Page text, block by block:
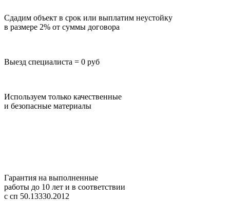
Сдадим объект в срок или выплатим неустойку
в размере 2% от суммы договора
Выезд специалиста = 0 руб
Используем только качественные
и безопасные материалы
Гарантия на выполненные
работы до 10 лет и в соответствии
с сп 50.13330.2012